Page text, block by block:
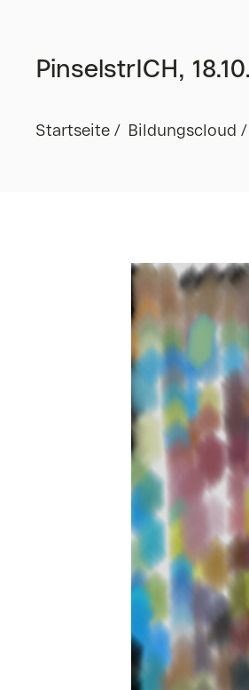
PinselstrICH,
Startseite Bildungscloud